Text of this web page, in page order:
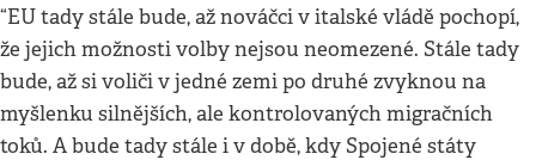
“EU tady stále bude, až nováčci v italské vládě pochopí,
že jejich možnosti volby nejsou neomezené. Stále tady
bude, až si voliči v jedné zemi po druhé zvyknou na
myšlenku silnějších, ale kontrolovaných migračních
toků. A bude tady stále i v době, kdy Spojené státy